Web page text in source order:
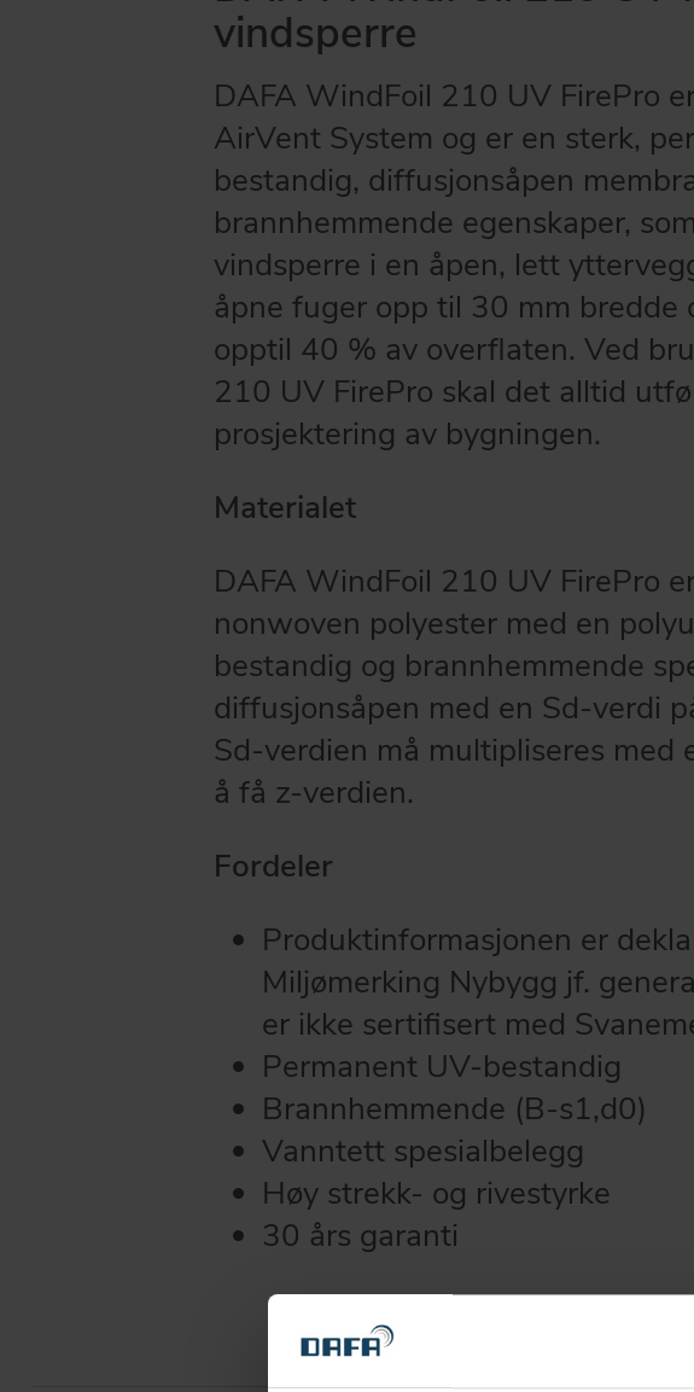
vindsperre
DAFA WindFoil 210 UV FirePro
AirVent System og er en sterk,
bestandig, diffusjonsåpen
brannhemmende egenskaper,
vindsperre i en åpen, lett
åpne fuger opp til 30 mm bredde
opptil 40 % av overflaten. Ved
210 UV FirePro skal det alltid
prosjektering av bygningen.
Materialet
DAFA WindFoil 210 UV FirePro
nonwoven polyester med en
bestandig og brannhemmende
diffusjonsåpen med en Sd-verdi
Sd-verdien må multipliseres med
å få z-verdien.
Fordeler
Produktinformasjonen er
Miljømerking Nybygg jf.
er ikke sertifisert med
Permanent UV-bestandig
Brannhemmende (B-s1,d0)
Vanntett spesialbelegg
Høy strekk- og rivestyrke
30 års garanti